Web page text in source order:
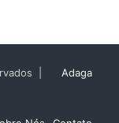
|
Adaga